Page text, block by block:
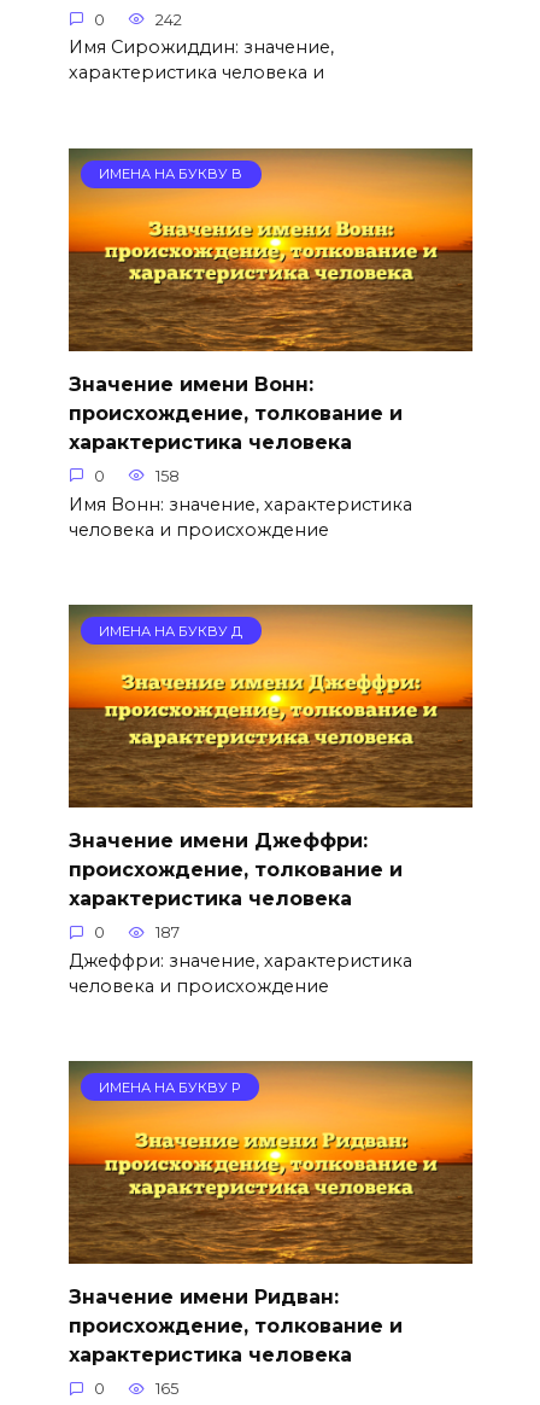
0 242
Имя Сирожиддин: значение,
характеристика человека и
ИМЕНА НА БУКВУ В
Значение имени Вонн:
происхождение, толкование и
характеристика человека
0 158
Имя Вонн: значение, характеристика
человека и происхождение
ИМЕНА НА БУКВУ Д
Значение имени Джеффри:
происхождение, толкование и
характеристика человека
0 187
Джеффри: значение, характеристика
человека и происхождение
ИМЕНА НА БУКВУ Р
Значение имени Ридван:
происхождение, толкование и
характеристика человека
0 165